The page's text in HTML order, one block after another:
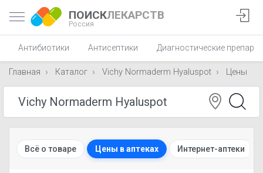
ПОИСКЛЕКАРСТВ
Россия
Антибиотики Антисептики Диагностические
Главная Каталог Vichy Normaderm Hyaluspot Цены
Всё о товаре Цены в аптеках Интернет-аптеки